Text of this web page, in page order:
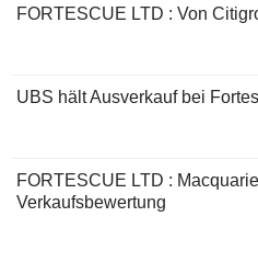
FORTESCUE LTD : Von
UBS hält Ausverkauf bei
FORTESCUE LTD :
Verkaufsbewertung